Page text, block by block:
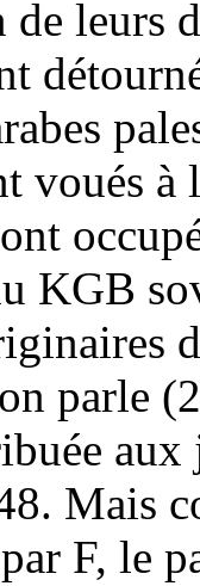
leurs
voués
KGB
parle
Mais
F, le